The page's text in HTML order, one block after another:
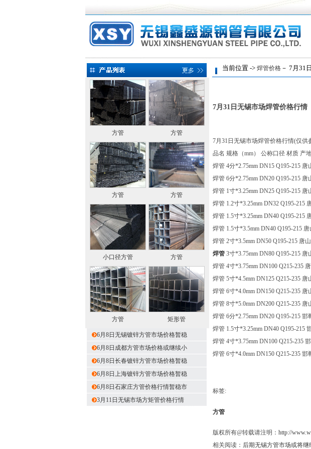
方管 方管
方管 方管
小口径方管 方管
方管 矩形管
6月8日无锡镀锌方管市场价格暂稳
6月8日成都方管市场价格或继续小
6月8日长春镀锌方管市场价格暂稳
6月8日上海镀锌方管市场价格暂稳
6月8日石家庄方管价格行情暂稳市
3月11日无锡市场方矩管价格行情
当前位置 -> 焊管价格－ 7月31
7月31日无锡市场焊管价格行情
7月31日无锡市场焊管价格行情(仅
品名 规格（mm） 公称口径 材质 产
焊管 4分*2.75mm DN15 Q195-215 唐
焊管 6分*2.75mm DN20 Q195-215 唐
焊管 1寸*3.25mm DN25 Q195-215 唐
焊管 1.2寸*3.25mm DN32 Q195-215
焊管 1.5寸*3.25mm DN40 Q195-215
焊管 1.5寸*3.5mm DN40 Q195-215
焊管 2寸*3.5mm DN50 Q195-215 唐
焊管3寸*3.75mm DN80 Q195-215 唐
焊管 4寸*3.75mm DN100 Q215-235
焊管 5寸*4.5mm DN125 Q215-235 唐
焊管 6寸*4.0mm DN150 Q215-235 唐
焊管 8寸*5.0mm DN200 Q215-235 唐
焊管 6分*2.75mm DN20 Q195-215 邯
焊管 1.5寸*3.25mm DN40 Q195-215
焊管 4寸*3.75mm DN100 Q215-235
焊管 6寸*4.0mm DN150 Q215-235 邯
标签:
方管
版权所有@转载请注明： http://
相关阅读： 后期无锡方管市场或将继